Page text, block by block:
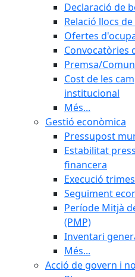
Declaració de
Relació llocs
Ofertes
Convocatòries
Premsa/
Cost de les
institucional
Més...
Gestió econòmica
Pressupost
Estabilitat
financera
Execució
Seguiment
Període Mitjà
(PMP)
Inventari
Més...
Acció de govern i